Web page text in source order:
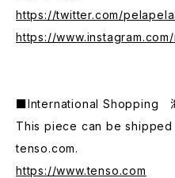
https://twitter.com/
https://
■International Shopping 海
This piece can be
tenso.com.
https://www.tenso.com